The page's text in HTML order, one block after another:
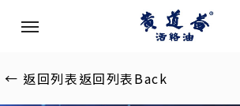
content
Menu
← 返回列表返回列表Back